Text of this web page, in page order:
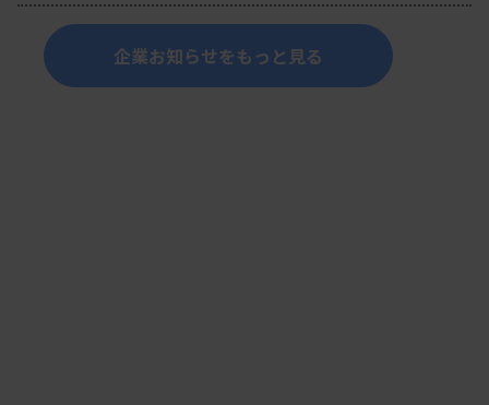
企業お知らせをもっと見る